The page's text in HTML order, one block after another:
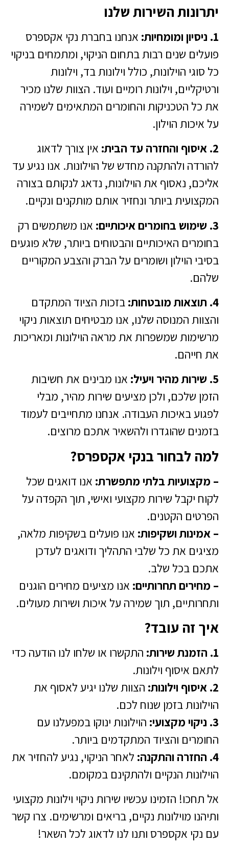
יתרונות השירות שלנו
1. ניסיון ומומחיות:
אנחנו בחברת נקי אקספרס
פועלים שנים רבות בתחום הניקוי, ומתמחים בניקוי
כל סוגי הוילונות, כולל וילונות בד, וילונות
ורטיקליים, וילונות רומיים ועוד. הצוות שלנו מכיר
את כל הטכניקות והחומרים המתאימים לשמירה
על איכות הוילון.
2. איסוף והחזרה עד הבית:
אין צורך לדאוג
להורדה ולהתקנה מחדש של הוילונות. אנו נגיע עד
אליכם, נאסוף את הוילונות, נדאג לנקותם בצורה
המקצועית ביותר ונחזיר אותם מותקנים ונקיים.
3. שימוש בחומרים איכותיים:
אנו משתמשים רק
בחומרים האיכותיים והבטוחים ביותר, שלא פוגעים
בסיבי הוילון ושומרים על הברק והצבע המקוריים
שלהם.
4. תוצאות מובטחות:
בזכות הציוד המתקדם
והצוות המנוסה שלנו, אנו מבטיחים תוצאות ניקוי
מרשימות שמשפרות את מראה הוילונות ומאריכות
את חייהם.
5. שירות מהיר ויעיל:
אנו מבינים את חשיבות
הזמן שלכם, ולכן מציעים שירות מהיר, מבלי
לפגוע באיכות העבודה. אנחנו מתחייבים לעמוד
בזמנים שהוגדרו ולהשאיר אתכם מרוצים.
למה לבחור בנקי אקספרס?
– מקצועיות בלתי מתפשרת: אנו דואגים שכל
לקוח יקבל שירות מקצועי ואישי, תוך הקפדה על
הפרטים הקטנים.
– אמינות ושקיפות: אנו פועלים בשקיפות מלאה,
מציגים את כל שלבי התהליך ודואגים לעדכן
אתכם בכל שלב.
– מחירים תחרותיים: אנו מציעים מחירים הוגנים
ותחרותיים, תוך שמירה על איכות ושירות מעולים.
איך זה עובד?
1. הזמנת שירות:
התקשרו או שלחו לנו הודעה כדי
לתאם איסוף וילונות.
2. איסוף וילונות:
הצוות שלנו יגיע לאסוף את
הוילונות בזמן שנוח לכם.
3. ניקוי מקצועי:
הוילונות ינוקו במפעלנו עם
החומרים והציוד המתקדמים ביותר.
4. החזרה והתקנה:
לאחר הניקוי, נגיע להחזיר את
הוילונות הנקיים ולהתקינם במקומם.
אל תחכו! הזמינו עכשיו שירות ניקוי וילונות מקצועי
ותיהנו מוילונות נקיים, בריאים ומרשימים. צרו קשר
עם נקי אקספרס ותנו לנו לדאוג לכל השאר!